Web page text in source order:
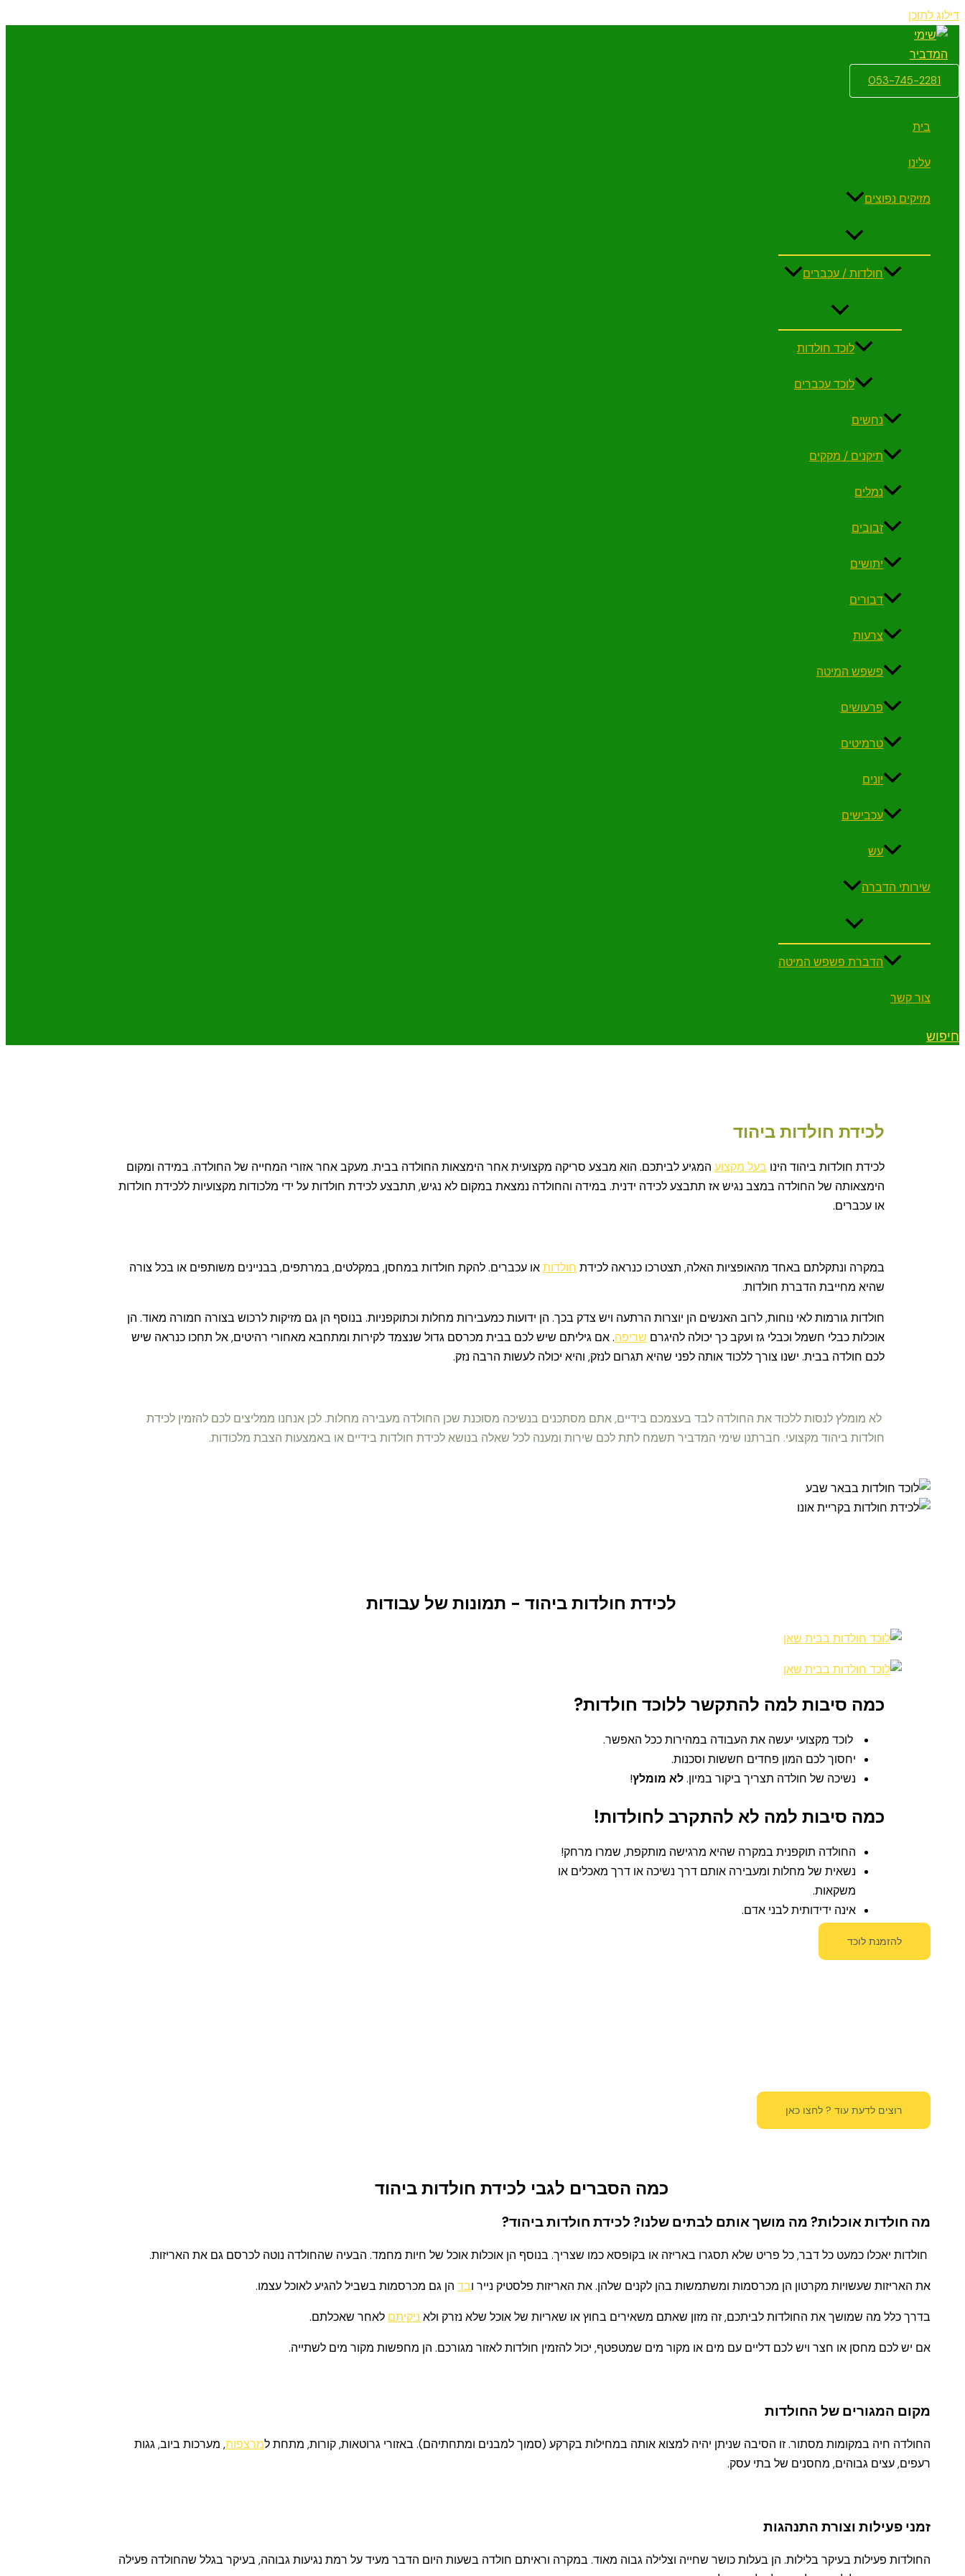
דילוג לתוכן
053-745-2281
בית
עלינו
מזיקים נפוצים
חולדות / עכברים
לוכד חולדות
לוכד עכברים
נחשים
תיקנים / מקקים
נמלים
זבובים
יתושים
דבורים
צרעות
פשפש המיטה
פרעושים
טרמיטים
יונים
עכבישים
עש
שירותי הדברה
הדברת פשפש המיטה
צור קשר
חיפוש
לכידת חולדות ביהוד
לכידת חולדות ביהוד הינו בעל מקצוע המגיע לביתכם. הוא מבצע סריקה מקצועית אחר הימצאות החולדה בבית. מעקב אחר אזורי המחייה של החולדה. במידה ומקום
הימצאותה של החולדה במצב נגיש אז תתבצע לכידה ידנית. במידה והחולדה נמצאת במקום לא נגיש, תתבצע לכידת חולדות על ידי מלכודות מקצועיות ללכידת חולדות
או עכברים.
במקרה ונתקלתם באחד מהאופציות האלה, תצטרכו כנראה לכידת חולדותאו עכברים. להקת חולדות במחסן, במקלטים, במרתפים, בבניינים משותפים או בכל צורה
שהיא מחייבת הדברת חולדות.
חולדות גורמות לאי נוחות, לרוב האנשים הן יוצרות הרתעה ויש צדק בכך. הן ידועות כמעבירות מחלות וכתוקפניות. בנוסף הן גם מזיקות לרכוש בצורה חמורה מאוד. הן
אוכלות כבלי חשמל וכבלי גז ועקב כך יכולה להיגרם שריפה. אם גיליתם שיש לכם בבית מכרסם גדול שנצמד לקירות ומתחבא מאחורי רהיטים, אל תחכו כנראה שיש
לכם חולדה בבית. ישנו צורך ללכוד אותה לפני שהיא תגרום לנזק, והיא יכולה לעשות הרבה נזק.
לא מומלץ לנסות ללכוד את החולדה לבד בעצמכם בידיים, אתם מסתכנים בנשיכה מסוכנת שכן החולדה מעבירה מחלות. לכן אנחנו ממליצים לכם להזמין לכידת
חולדות ביהוד מקצועי. חברתנו שימי המדביר תשמח לתת לכם שירות ומענה לכל שאלה בנושא לכידת חולדות בידיים או באמצעות הצבת מלכודות.
לכידת חולדות ביהוד - תמונות של עבודות
כמה סיבות למה להתקשר ללוכד חולדות?
לוכד מקצועי יעשה את העבודה במהירות ככל האפשר.
יחסוך לכם המון פחדים חששות וסכנות.
נשיכה של חולדה תצריך ביקור במיון.לא מומלץ!
כמה סיבות למה לא להתקרב לחולדות!
החולדה תוקפנית במקרה שהיא מרגישה מותקפת, שמרו מרחק!
נשאית של מחלות ומעבירה אותם דרך נשיכה או דרך מאכלים או
משקאות.
אינה ידידותית לבני אדם.
להזמנת לוכד
רוצים לדעת עוד ? לחצו כאן
כמה הסברים לגבי לכידת חולדות ביהוד
מה חולדות אוכלות? מה מושך אותם לבתים שלנו? לכידת חולדות ביהוד?
חולדות יאכלו כמעט כל דבר, כל פריט שלא תסגרו באריזה או בקופסא כמו שצריך. בנוסף הן אוכלות אוכל של חיות מחמד. הבעיה שהחולדה נוטה לכרסם גם את האריזות.
את האריזות שעשויות מקרטון הן מכרסמות ומשתמשות בהן לקנים שלהן. את האריזות פלסטיק נייר ובד הן גם מכרסמות בשביל להגיע לאוכל עצמו.
בדרך כלל מה שמושך את החולדות לביתכם, זה מזון שאתם משאירים בחוץ או שאריות של אוכל שלא נזרק ולא ניקיתם לאחר שאכלתם.
אם יש לכם מחסן או חצר ויש לכם דליים עם מים או מקור מים שמטפטף, יכול להזמין חולדות לאזור מגורכם. הן מחפשות מקור מים לשתייה.
מקום המגורים של החולדות
החולדה חיה במקומות מסתור. זו הסיבה שניתן יהיה למצוא אותה במחילות בקרקע (סמוך למבנים ומתחתיהם). באזורי גרוטאות, קורות, מתחת למרצפות, מערכות ביוב, גגות
רעפים, עצים גבוהים, מחסנים של בתי עסק.
זמני פעילות וצורת התנהגות
החולדות פעילות בעיקר בלילות. הן בעלות כושר שחייה וצלילה גבוה מאוד. במקרה וראיתם חולדה בשעות היום הדבר מעיד על רמת נגיעות גבוהה, בעיקר בגלל שהחולדה פעילה